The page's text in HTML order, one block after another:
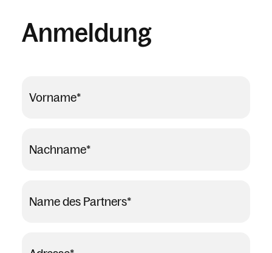
Anmeldung
Vorname*
Nachname*
Name des Partners*